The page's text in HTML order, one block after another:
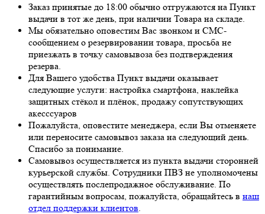
Заказ принятые до 18:00 обычно отгружаются на Пункт
выдачи в тот же день, при наличии Товара на складе.
Мы обязательно оповестим Вас звонком и СМС-
сообщением о резервировании товара, просьба не
приезжать в точку самовывоза без подтверждения
резерва.
Для Вашего удобства Пункт выдачи оказывает
следующие услуги: настройка смартфона, наклейка
защитных стёкол и плёнок, продажу сопутствующих
акесссуаров
Пожалуйста, оповестите менеджера, если Вы отменяете
или переносите самовывоз заказа на следующий день.
Спасибо за понимание.
Самовывоз осуществляется из пункта выдачи сторонней
курьерской службы. Сотрудники ПВЗ не уполномочены
осуществлять послепродажное обслуживание. По
гарантийным вопросам, пожалуйста, обращайтесь в наш
отдел поддержки клиентов.